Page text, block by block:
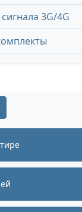
3G/4G